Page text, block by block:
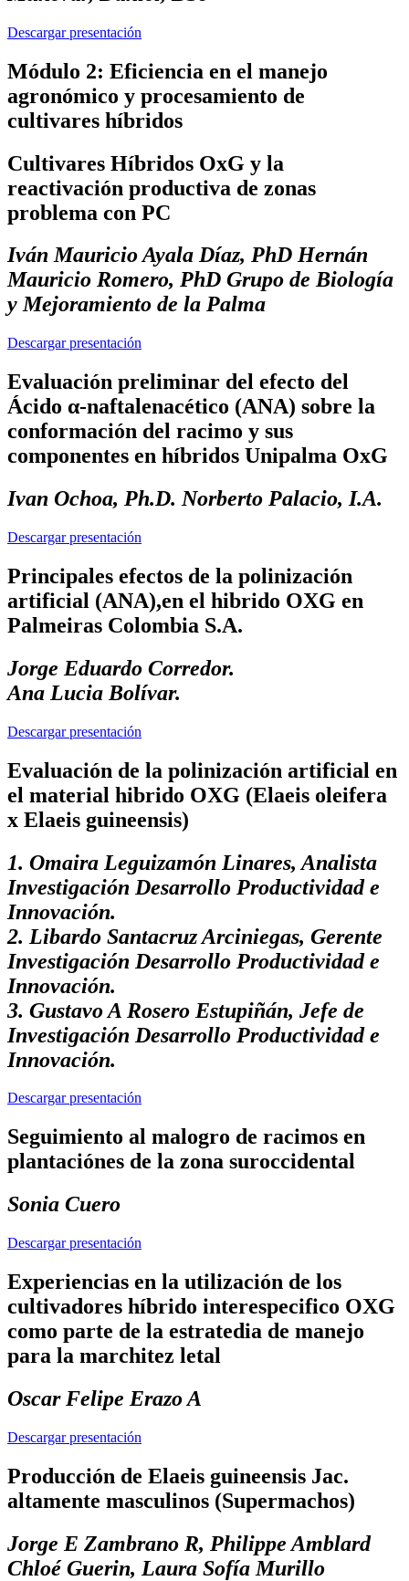
Descargar presentación
Módulo 2: Eficiencia en el manejo
agronómico y procesamiento de
cultivares híbridos
Cultivares Híbridos OxG y la
reactivación productiva de zonas
problema con PC
Iván Mauricio Ayala Díaz, PhD Hernán
Mauricio Romero, PhD Grupo de Biología
y Mejoramiento de la Palma
Descargar presentación
Evaluación preliminar del efecto del
Ácido α-naftalenacético (ANA) sobre la
conformación del racimo y sus
componentes en híbridos Unipalma OxG
Ivan Ochoa, Ph.D. Norberto Palacio, I.A.
Descargar presentación
Principales efectos de la polinización
artificial (ANA),en el hibrido OXG en
Palmeiras Colombia S.A.
Jorge Eduardo Corredor.
Ana Lucia Bolívar.
Descargar presentación
Evaluación de la polinización artificial en
el material hibrido OXG (Elaeis oleifera
x Elaeis guineensis)
1. Omaira Leguizamón Linares, Analista
Investigación Desarrollo Productividad e
Innovación.
2. Libardo Santacruz Arciniegas, Gerente
Investigación Desarrollo Productividad e
Innovación.
3. Gustavo A Rosero Estupiñán, Jefe de
Investigación Desarrollo Productividad e
Innovación.
Descargar presentación
Seguimiento al malogro de racimos en
plantaciónes de la zona suroccidental
Sonia Cuero
Descargar presentación
Experiencias en la utilización de los
cultivadores híbrido interespecifico OXG
como parte de la estratedia de manejo
para la marchitez letal
Oscar Felipe Erazo A
Descargar presentación
Producción de Elaeis guineensis Jac.
altamente masculinos (Supermachos)
Jorge E Zambrano R, Philippe Amblard
Chloé Guerin, Laura Sofía Murillo